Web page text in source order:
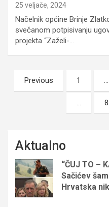
25 veljače, 2024
Načelnik općine Brinje
svečanom potpisivanju
projekta “Zaželi-…
Brojevi
stranica
Previous 1 …
…
Aktualno
“ČUJ TO –
Sačićev
Hrvatska